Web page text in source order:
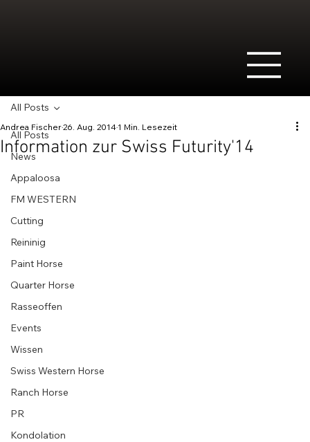
All Posts
News
Appaloosa
FM WESTERN
Cutting
Reininig
Paint Horse
Quarter Horse
Rasseoffen
Events
Wissen
Swiss Western Horse
Ranch Horse
PR
Kondolation
All Posts
Information zur Swiss Futurity'14
Andrea Fischer26. Aug. 2014 1 Min. Lesezeit